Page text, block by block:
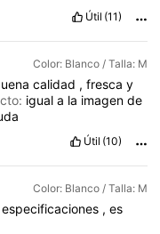
Útil (11)
Color: Blanco / Talla: M
calidad , fresca y
iguala la imagende
Útil (10)
Color: Blanco / Talla: M
especificaciones , es